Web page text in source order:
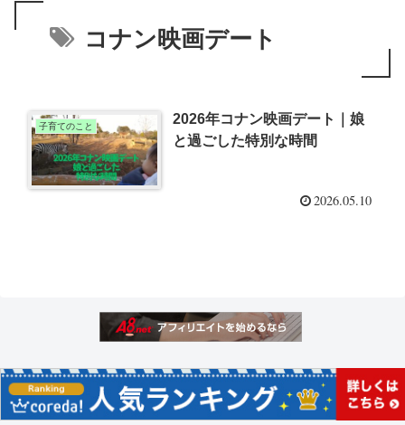
コナン映画デート
子育てのこと
2026年コナン映画デート｜娘
と過ごした特別な時間
2026.05.10